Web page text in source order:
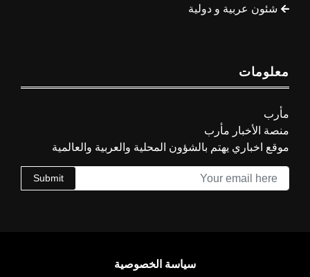
شئون عربية و دولية
معلومات
مأرب
منصة الأخبار مأرب
موقع اخباري يهتم بالشؤون المحلية والعربية والعالمية
Submit
سياسة الخصوصية